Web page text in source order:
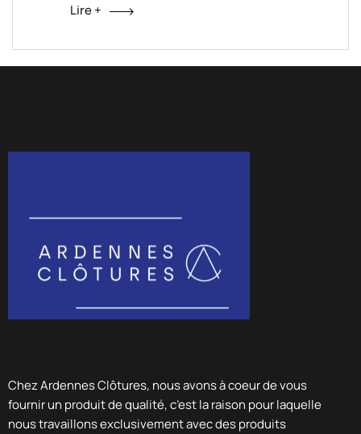
Lire +
Chez Ardennes Clôtures, nous avons à coeur de vous
fournir un produit de qualité, c’est la raison pour laquelle
nous travaillons exclusivement avec des produits